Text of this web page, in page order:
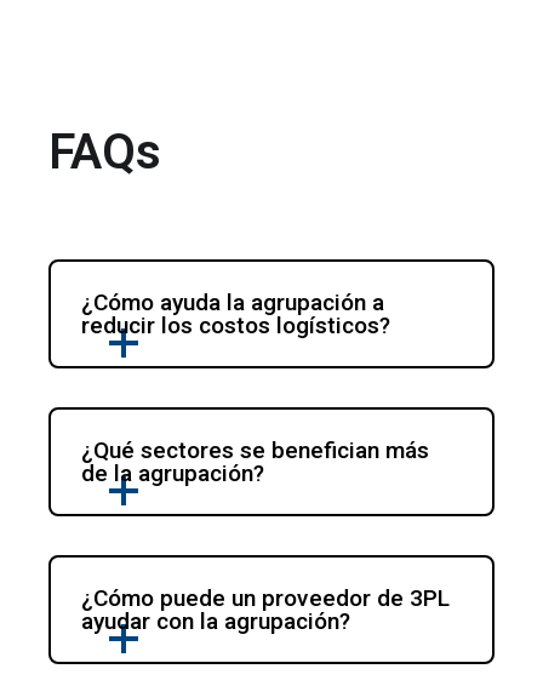
FAQs
¿Cómo ayuda la agrupación a
reducir los costos logísticos?
¿Qué sectores se benefician más
de la agrupación?
¿Cómo puede un proveedor de 3PL
ayudar con la agrupación?